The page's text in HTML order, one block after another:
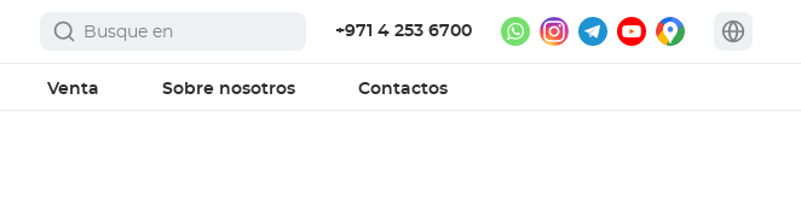
+971 4 253 6700
Venta Sobre nosotros Contactos